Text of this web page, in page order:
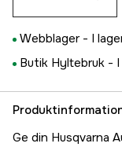
Webblager - I
Butik Hyltebruk -
Ge din Husqvarna